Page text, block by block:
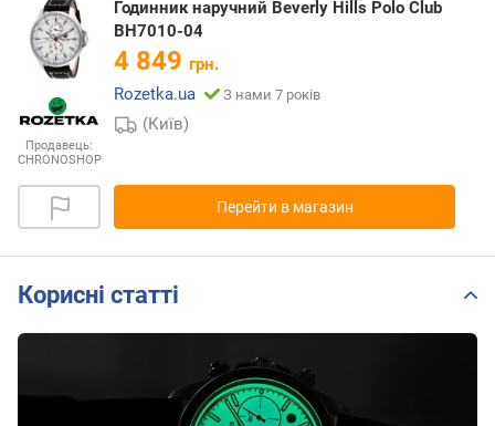
Продавець:
CHRONOSHOP
Годинник наручний Beverly Hills Polo Club
BH7010-04
4 849 грн.
Rozetka.ua
З нами 7 років
(Київ)
Перейти в магазин
Корисні статті